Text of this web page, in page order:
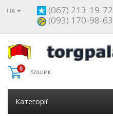
UA (067) 213-19-72
(093) 170-98-63
0 Кошик
Категорії